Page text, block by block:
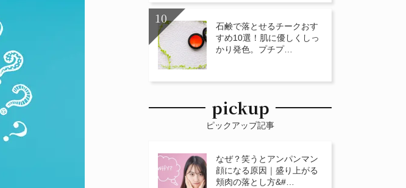
石鹸で落とせるチークおす
すめ10選！肌に優しくしっ
かり発色。プチプ…
pickup
ピックアップ記事
なぜ？笑うとアンパンマン
顔になる原因｜盛り上がる
頬肉の落とし方&#…